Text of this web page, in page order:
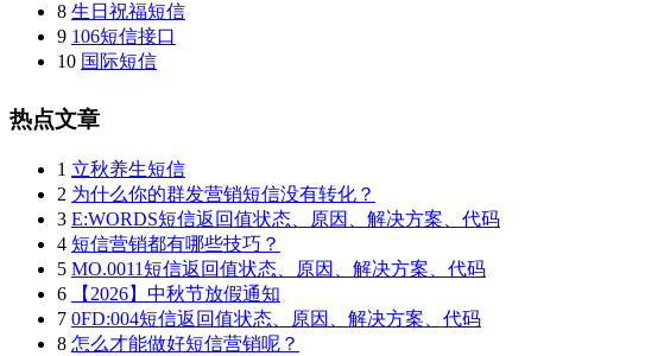
8 生日祝福短信
9 106短信接口
10 国际短信
热点文章
1 立秋养生短信
2 为什么你的群发营销短信没有转化？
3 E:WORDS短信返回值状态、原因、解决方案、代码
4 短信营销都有哪些技巧？
5 MO.0011短信返回值状态、原因、解决方案、代码
6
【2026】中秋节放假通知
7 0FD:004短信返回值状态、原因、解决方案、代码
8 怎么才能做好短信营销呢？